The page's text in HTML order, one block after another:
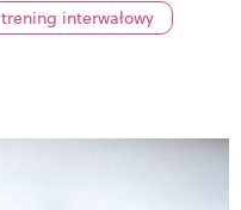
trening interwałowy